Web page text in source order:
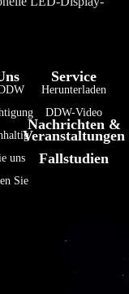
uns
Sie
Service
Herunterladen
DDW-Video
Nachrichten &
Veranstaltungen
Fallstudien